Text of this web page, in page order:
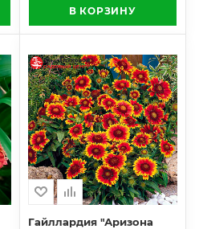
В КОРЗИНУ
Гайллардия "Аризона